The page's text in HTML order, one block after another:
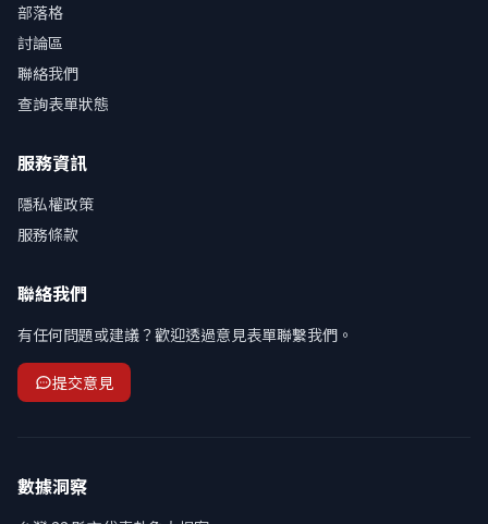
部落格
討論區
聯絡我們
查詢表單狀態
服務資訊
隱私權政策
服務條款
聯絡我們
有任何問題或建議？歡迎透過意見表單聯繫我們。
提交意見
數據洞察